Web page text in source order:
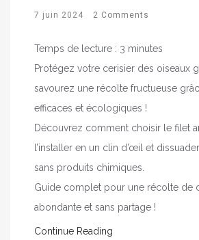
7 juin 2024 2 Comments
Temps de lecture : 3 minutes
Protégez votre cerisier des oiseaux
savourez une récolte fructueuse
efficaces et écologiques !
Découvrez comment choisir le filet
l’installer en un clin d’œil et
sans produits chimiques.
Guide complet pour une récolte de
abondante et sans partage !
Continue Reading